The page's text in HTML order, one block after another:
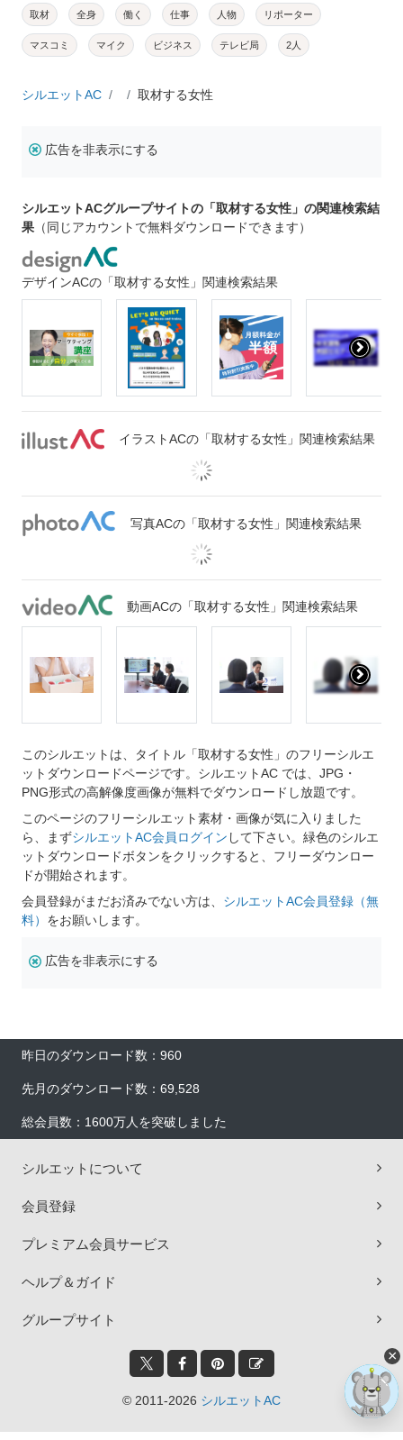
取材 全身 働く 仕事 人物 リポーター
マスコミ マイク ビジネス テレビ局 2人
シルエットAC 取材する女性
広告を非表示にする
シルエットACグループサイトの「取材する女性」の関連検索結
果 （同じアカウントで無料ダウンロードできます）
デザインACの「取材する女性」関連検索結果
イラストACの「取材する女性」関連検索結果
写真ACの「取材する女性」関連検索結果
動画ACの「取材する女性」関連検索結果
このシルエットは、タイトル「取材する女性」のフリーシルエ
ットダウンロードページです。シルエットAC では、JPG・
PNG形式の高解像度画像が無料でダウンロードし放題です。
このページのフリーシルエット素材・画像が気に入りました
ら、まずシルエットAC会員ログイン して下さい。緑色のシルエ
ットダウンロードボタンをクリックすると、フリーダウンロー
ドが開始されます。
会員登録がまだお済みでない方は、 シルエットAC会員登録（無
料） をお願いします。
広告を非表示にする
昨日のダウンロード数：960
先月のダウンロード数：69,528
総会員数：1600万人を突破しました
シルエットについて
会員登録
プレミアム会員サービス
ヘルプ＆ガイド
グループサイト
© 2011-2026 シルエットAC
×